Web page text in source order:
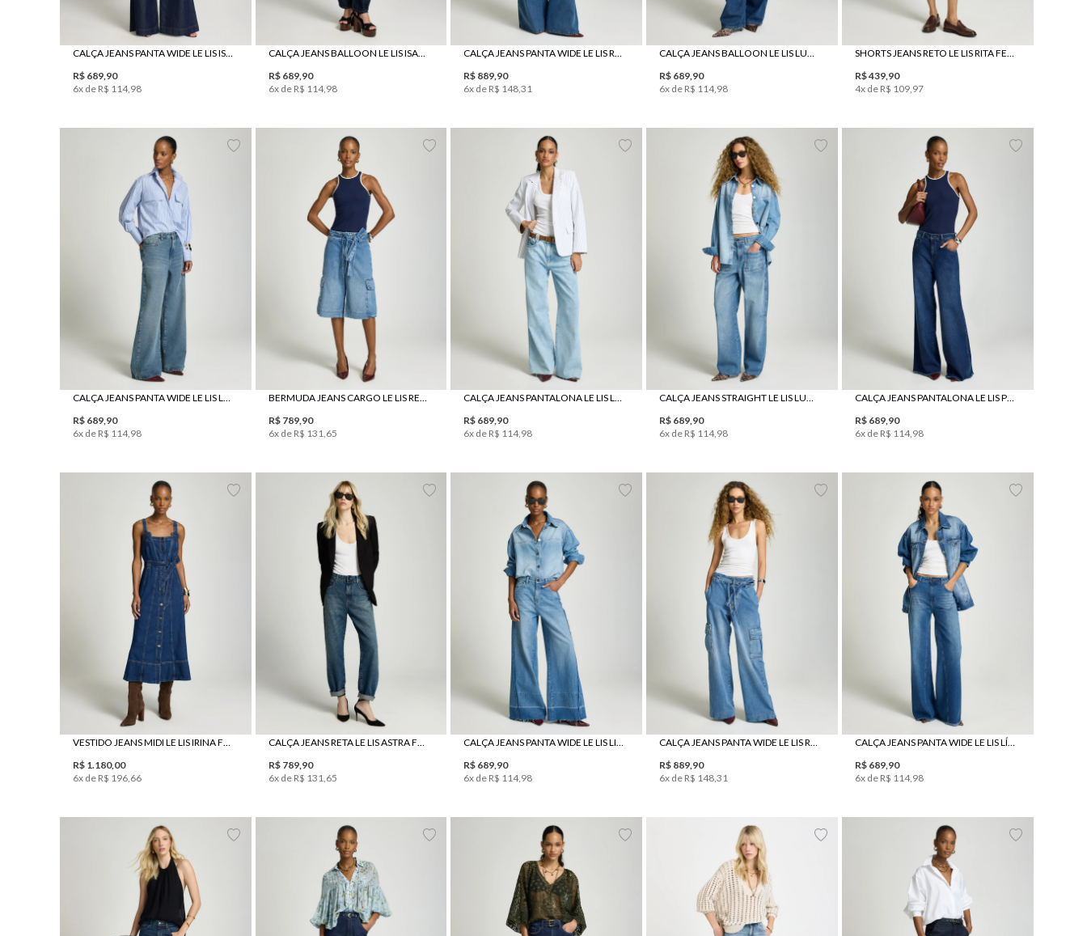
36 38 40 42 44
CALÇA JEANS PANTA WIDE LE LIS ISIS FEMININA
R$ 689, 90
6x de R$ 114, 98
38 40 42
CALÇA JEANS BALLOON LE LIS ISADORA FEMININA
R$ 689, 90
6x de R$ 114, 98
34 36 38 40 42
CALÇA JEANS PANTA WIDE LE LIS RORY FEMININA
R$ 889 90
6x de R$ 148 ,31
34 36 38 40
CALÇA JEANS BALLOON LE LIS LUCY FEMININA
R$ 689 90
6x de R$ 114, 98
36 38 40 42
SHORTS JEANS RETO LE LIS RITA FEMININO
R$439 90
4x de R$ 109 97
36 38 40 42
CALÇA JEANS PANTA WIDE LE LIS LARA FEMININA
R$ 689, 90
6x de R$ 114, 98
38 40 42
BERMUDA JEANS CARGO LE LIS RENATA FEMININA
R$ 789, 90
6x de R$ 131 65
36 38 40 42
CALÇA JEANS PANTALONA LE LIS LORNA FEMININA
R$ 689 90
6x de R$ 114, 98
34 36 38 40
CALÇA JEANS STRAIGHT LE LIS LUCILA FEMININA
R$ 689 90
6x de R$ 114, 98
36 38 40 42
CALÇA JEANS PANTALONA LE LIS PILAR FEMININA
R$ 689 90
6x de R$ 114, 98
34 36 38 40
VESTIDO JEANS MIDI LE LIS IRINA FEMININO
R$ 1.180, 00
6x de R$ 196, 66
38 40 42
CALÇA JEANS RETA LE LIS ASTRA FEMININA
R$ 789, 90
6x de R$ 131 65
34 36 38 40 42 44
CALÇA JEANS PANTA WIDE LE LIS LIANA FEMININA
R$ 689 90
6x de R$ 114, 98
36 38 40 42
CALÇA JEANS PANTA WIDE LE LIS RENATA FEMININA
R$ 889 90
6x de R$ 148 ,31
36 40 42 44
CALÇA JEANS PANTA WIDE LE LIS LÍVIA FEMININA
R$ 689 90
6x de R$ 114, 98